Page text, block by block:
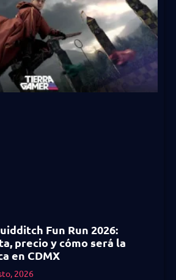
Fun Run 2026:
precio y cómo será la
en CDMX
2026